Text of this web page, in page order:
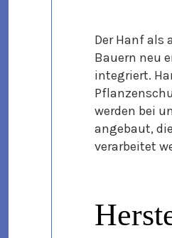
Der Hanf als
Bauern neu
integriert.
werden bei
angebaut,
verarbeitet